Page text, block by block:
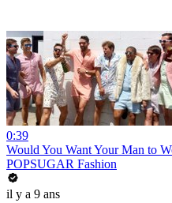
0:39
Would You Want Your Man to
POPSUGAR Fashion
il y a 9 ans